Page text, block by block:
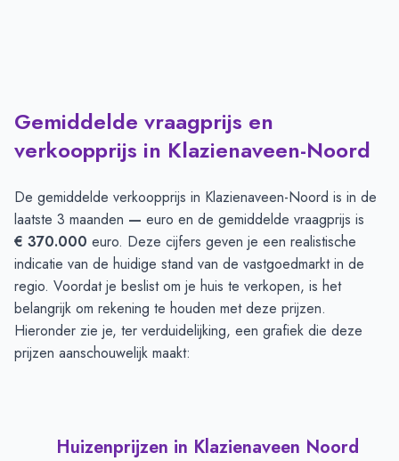
Gemiddelde vraagprijs en
verkoopprijs in Klazienaveen-Noord
De gemiddelde verkoopprijs in Klazienaveen-Noord is in de
laatste 3 maanden — euro en de gemiddelde vraagprijs is
€ 370.000 euro. Deze cijfers geven je een realistische
indicatie van de huidige stand van de vastgoedmarkt in de
regio. Voordat je beslist om je huis te verkopen, is het
belangrijk om rekening te houden met deze prijzen.
Hieronder zie je, ter verduidelijking, een grafiek die deze
prijzen aanschouwelijk maakt:
Huizenprijzen in Klazienaveen Noord